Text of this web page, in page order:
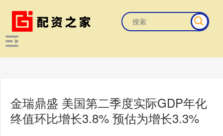
金瑞鼎盛 美国第二季度实际GDP年化
终值环比增长3.8% 预估为增长3.3%